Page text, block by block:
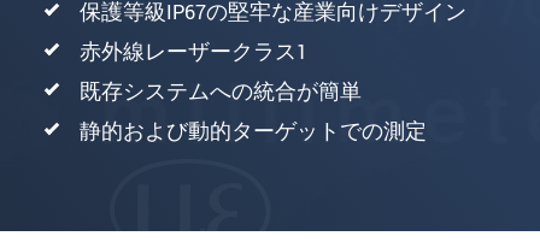
保護等級IP67の堅牢な産業向けデザイン
赤外線レーザークラス1
既存システムへの統合が簡単
静的および動的ターゲットでの測定